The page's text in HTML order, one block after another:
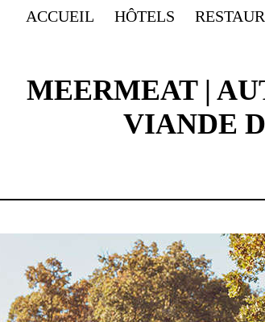
ACCUEIL HÔTELS
MEERMEAT |
VIANDE